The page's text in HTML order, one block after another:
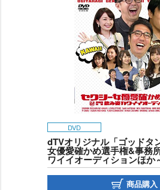
DVD
dTVオリジナル「ゴッドタ
女優愛確かめ選手権&事務
ワイイオーディションほか
商品購入